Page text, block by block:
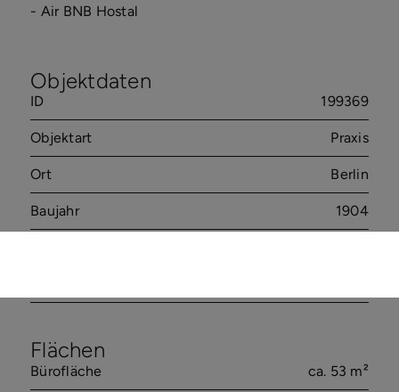
- Air BNB Hostal
Objektdaten
ID 199369
Objektart Praxis
Ort Berlin
Baujahr 1904
Flächen
Bürofläche ca. 53 m²